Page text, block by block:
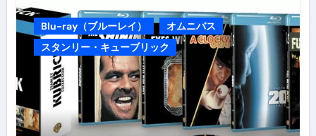
Blu-ray（ブルーレイ）
オムニバス
スタンリー・キューブリック